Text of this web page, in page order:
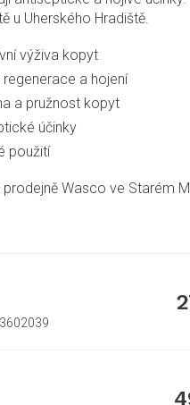
u Uherského Hradiště.
výživa kopyt
regenerace a hojení
a pružnost kopyt
účinky
použití
Wasco ve Starém